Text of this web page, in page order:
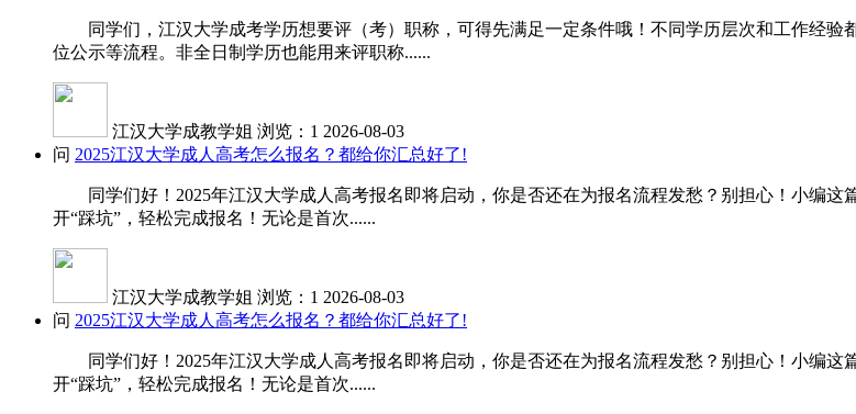
同学们，江汉大学成考学历想要评（考）职称，可得先满足一定条件哦！不同学历层次和工作经验
位公示等流程。非全日制学历也能用来评职称......
江汉大学成教学姐 浏览：1 2026-08-03
问 2025江汉大学成人高考怎么报名？都给你汇总好了!
同学们好！2025年江汉大学成人高考报名即将启动，你是否还在为报名流程发愁？别担心！小编这
开“踩坑”，轻松完成报名！无论是首次......
江汉大学成教学姐 浏览：1 2026-08-03
问 2025江汉大学成人高考怎么报名？都给你汇总好了!
同学们好！2025年江汉大学成人高考报名即将启动，你是否还在为报名流程发愁？别担心！小编这
开“踩坑”，轻松完成报名！无论是首次......